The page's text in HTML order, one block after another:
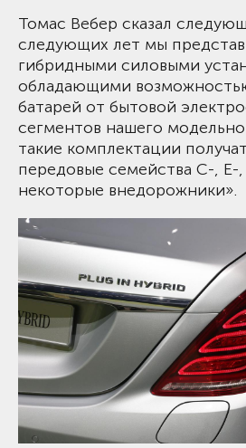
Томас Вебер сказал
следующих лет мы
гибридными силовыми
обладающими
батарей от бытовой
сегментов нашего
такие комплектации
передовые семейства C-, E-
некоторые внедорожники».